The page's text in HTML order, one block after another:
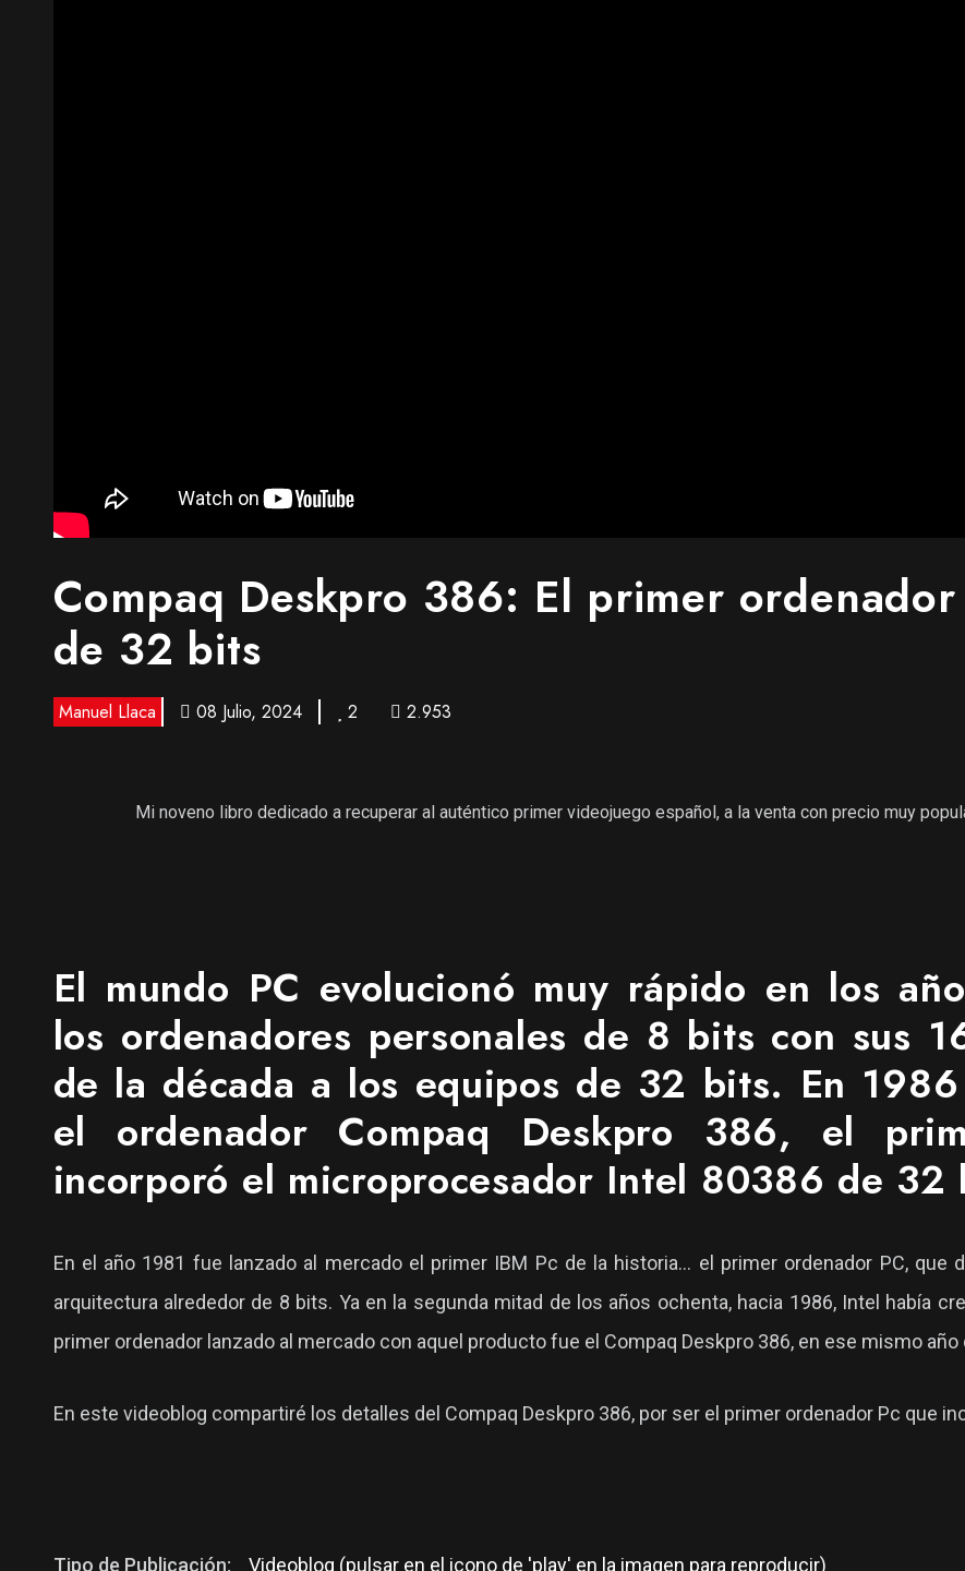
Compaq Deskpro 386: El primer
de 32 bits
Manuel Llaca 08 Julio, 2024 2 2.953
Mi noveno libro dedicado a recuperar al auténtico primer videojuego español, a la venta con precio muy
El mundo PC evolucionó muy rápido en los
los ordenadores personales de 8 bits con sus
de la década a los equipos de 32 bits. En
el ordenador Compaq Deskpro 386, el
incorporó el microprocesador Intel 80386 de 32
En el año 1981 fue lanzado al mercado el primer IBM Pc de la historia... el primer ordenador PC,
arquitectura alrededor de 8 bits. Ya en la segunda mitad de los años ochenta, hacia 1986, Intel había
primer ordenador lanzado al mercado con aquel producto fue el Compaq Deskpro 386, en ese mismo año
En este videoblog compartiré los detalles del Compaq Deskpro 386, por ser el primer ordenador Pc que
Tipo de Publicación: Videoblog (pulsar en el icono de 'play' en la imagen para reproducir)